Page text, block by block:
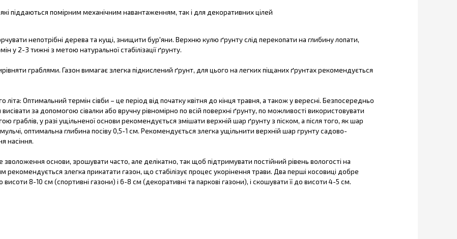
піддаються помірним механічним навантаженням, так і для декоративних цілей
непотрібні дерева та кущі, знищити бур'яни. Верхню кулю ґрунту слід перекопати на глибину лопати,
у 2-3 тижні з метою натуральної стабілізації ґрунту.
граблями. Газон вимагає злегка підкислений ґрунт, для цього на легких піщаних ґрунтах рекомендується
літа: Оптимальний термін сівби – це період від початку квітня до кінця травня, а також у вересні. Безпосередньо
за допомогою сівалки або вручну рівномірно по всій поверхні ґрунту, по можливості використовувати
граблів, у разі ущільненої основи рекомендується змішати верхній шар ґрунту з піском, а після того, як шар
оптимальна глибина посіву 0,5-1 см. Рекомендується злегка ущільнити верхній шар грунту садово-
насіння.
зволоження основи, зрошувати часто, але делікатно, так щоб підтримувати постійний рівень вологості на
злегка прикатати газон, що стабілізує процес укорінення трави. Два перші косовиці добре
8-10 см (спортивні газони) і 6-8 см (декоративні та паркові газони), і скошувати її до висоти 4-5 см.